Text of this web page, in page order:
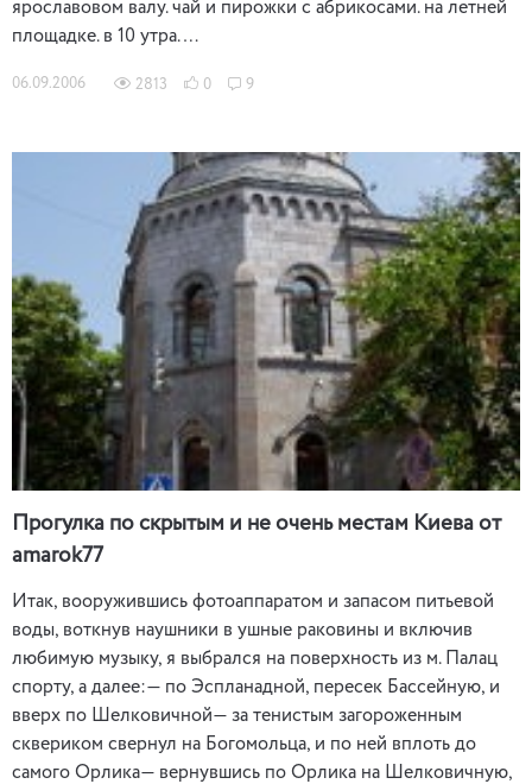
ярославовом валу. чай и пирожки с абрикосами. на летней
площадке. в 10 утра. …
06.09.2006 2813 0 9
Прогулка по скрытым и не очень местам Киева от
amarok77
Итак, вооружившись фотоаппаратом и запасом питьевой
воды, воткнув наушники в ушные раковины и включив
любимую музыку, я выбрался на поверхность из м. Палац
спорту, а далее:— по Эспланадной, пересек Бассейную, и
вверх по Шелковичной— за тенистым загороженным
сквериком свернул на Богомольца, и по ней вплоть до
самого Орлика— вернувшись по Орлика на Шелковичную,